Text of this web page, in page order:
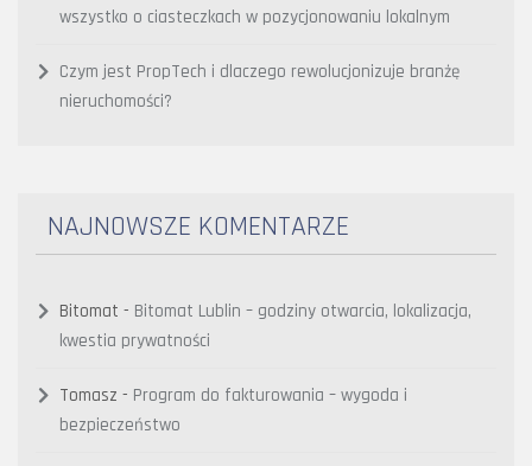
wszystko o ciasteczkach w pozycjonowaniu lokalnym
Czym jest PropTech i dlaczego rewolucjonizuje branżę
nieruchomości?
NAJNOWSZE KOMENTARZE
Bitomat - Bitomat Lublin – godziny otwarcia, lokalizacja,
kwestia prywatności
Tomasz - Program do fakturowania – wygoda i
bezpieczeństwo